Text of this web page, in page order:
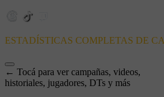
ESTADÍSTICAS COMPLETAS DE
← Tocá para ver campañas, videos,
historiales, jugadores, DTs y más